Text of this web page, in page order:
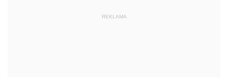
REKLAMA